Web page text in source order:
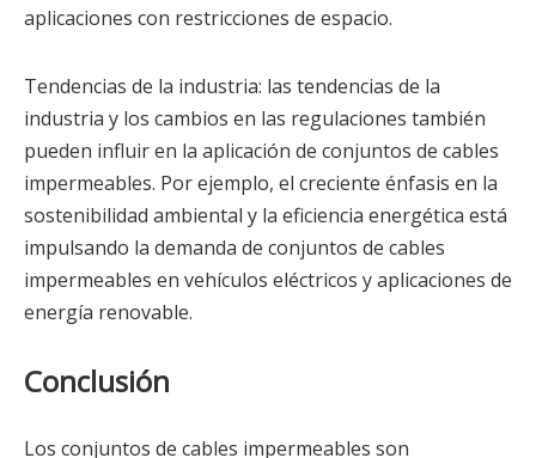
aplicaciones con restricciones de espacio.
Tendencias de la industria: las tendencias de la
industria y los cambios en las regulaciones también
pueden influir en la aplicación de conjuntos de cables
impermeables. Por ejemplo, el creciente énfasis en la
sostenibilidad ambiental y la eficiencia energética está
impulsando la demanda de conjuntos de cables
impermeables en vehículos eléctricos y aplicaciones de
energía renovable.
Conclusión
Los conjuntos de cables impermeables son